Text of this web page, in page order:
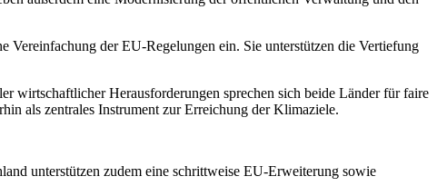
Vereinfachung der EU-Regelungen ein. Sie unterstützen die Vertiefung
wirtschaftlicher Herausforderungen sprechen sich beide Länder für faire
als zentrales Instrument zur Erreichung der Klimaziele.
unterstützen zudem eine schrittweise EU-Erweiterung sowie